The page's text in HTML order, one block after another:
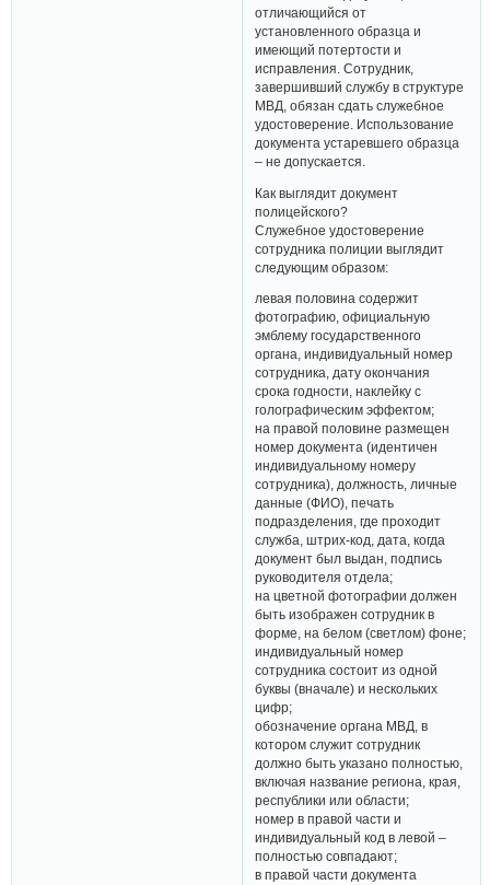
отличающийся от
установленного образца и
имеющий потертости и
исправления. Сотрудник,
завершивший службу в структуре
МВД, обязан сдать служебное
удостоверение. Использование
документа устаревшего образца
– не допускается.
Как выглядит документ
полицейского?
Служебное удостоверение
сотрудника полиции выглядит
следующим образом:
левая половина содержит
фотографию, официальную
эмблему государственного
органа, индивидуальный номер
сотрудника, дату окончания
срока годности, наклейку с
голографическим эффектом;
на правой половине размещен
номер документа (идентичен
индивидуальному номеру
сотрудника), должность, личные
данные (ФИО), печать
подразделения, где проходит
служба, штрих-код, дата, когда
документ был выдан, подпись
руководителя отдела;
на цветной фотографии должен
быть изображен сотрудник в
форме, на белом (светлом) фоне;
индивидуальный номер
сотрудника состоит из одной
буквы (вначале) и нескольких
цифр;
обозначение органа МВД, в
котором служит сотрудник
должно быть указано полностью,
включая название региона, края,
республики или области;
номер в правой части и
индивидуальный код в левой –
полностью совпадают;
в правой части документа